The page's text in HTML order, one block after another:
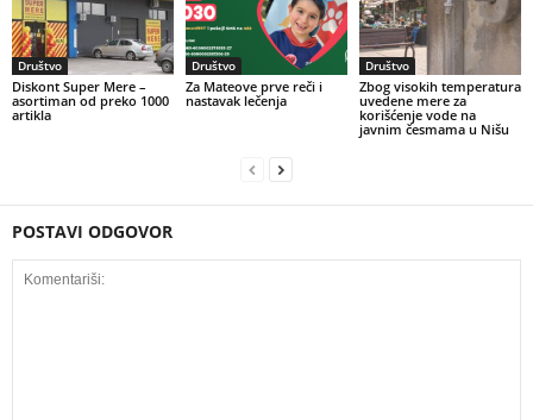
Društvo
Diskont Super Mere –
asortiman od preko 1000
artikla
Društvo
Za Mateove prve reči i
nastavak lečenja
Društvo
Zbog visokih temperatura
uvedene mere za
korišćenje vode na
javnim česmama u Nišu
POSTAVI ODGOVOR